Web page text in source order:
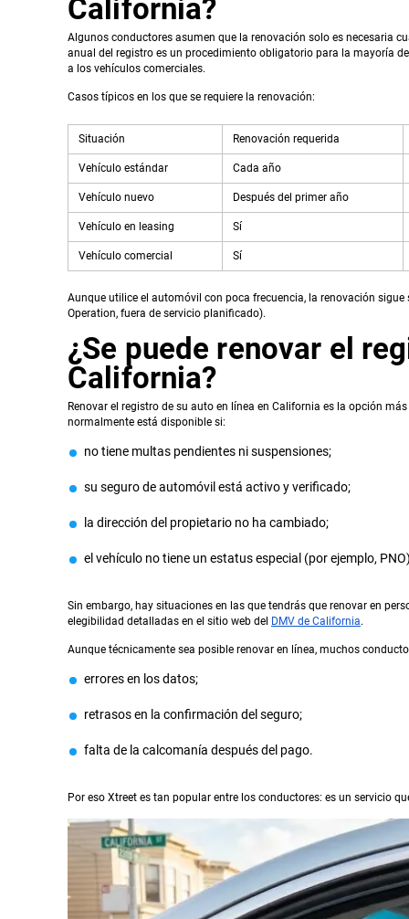
California?
Algunos conductores asumen que la renovación solo es necesaria
anual del registro es un procedimiento obligatorio para la mayoría
a los vehículos comerciales.
Casos típicos en los que se requiere la renovación:
Situación Renovación requerida
Vehículo estándar Cada año
Vehículo nuevo Después del primer año
Vehículo en leasing Sí
Vehículo comercial Sí
Aunque utilice el automóvil con poca frecuencia, la renovación
Operation, fuera de servicio planificado).
¿Se puede renovar el
California?
Renovar el registro de su auto en línea en California es la opción
normalmente está disponible si:
no tiene multas pendientes ni suspensiones;
su seguro de automóvil está activo y verificado;
la dirección del propietario no ha cambiado;
el vehículo no tiene un estatus especial (por ejemplo,
Sin embargo, hay situaciones en las que tendrás que renovar en
elegibilidad detalladas en el sitio web del DMV de California.
Aunque técnicamente sea posible renovar en línea, muchos
errores en los datos;
retrasos en la confirmación del seguro;
falta de la calcomanía después del pago.
Por eso Xtreet es tan popular entre los conductores: es un servicio